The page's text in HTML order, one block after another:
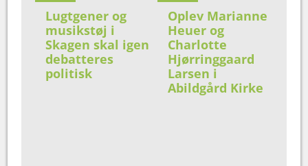
Lugtgener og
musikstøj i
Skagen skal igen
debatteres
politisk
Oplev Marianne
Heuer og
Charlotte
Hjørringgaard
Larsen i
Abildgård Kirke